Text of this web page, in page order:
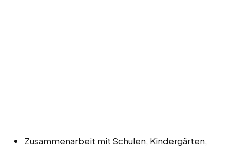
Zusammenarbeit mit Schulen, Kindergärten,